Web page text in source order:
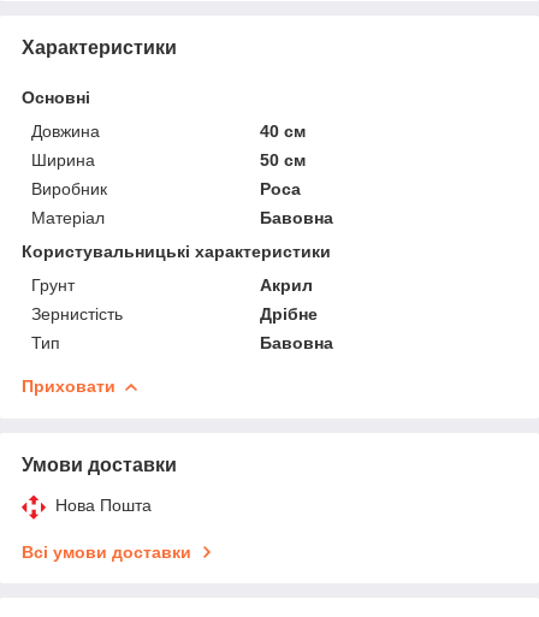
Характеристики
Основні
Довжина
40 см
Ширина
50 см
Виробник
Роса
Матеріал
Бавовна
Користувальницькі характеристики
Грунт
Акрил
Зернистість
Дрібне
Тип
Бавовна
Приховати
Умови доставки
Нова Пошта
Всі умови доставки